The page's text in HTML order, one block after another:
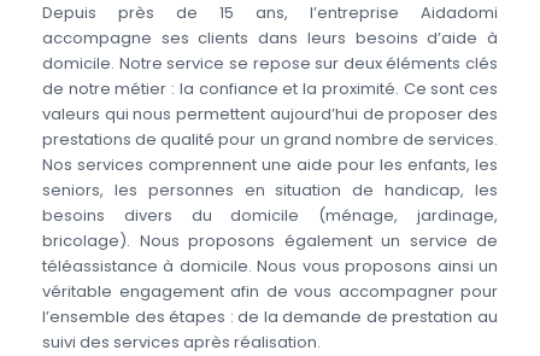
Depuis près de 15 ans, l’entreprise Aidadomi
accompagne ses clients dans leurs besoins d’aide à
domicile. Notre service se repose sur deux éléments clés
de notre métier : la confiance et la proximité. Ce sont ces
valeurs qui nous permettent aujourd’hui de proposer des
prestations de qualité pour un grand nombre de services.
Nos services comprennent une aide pour les enfants, les
seniors, les personnes en situation de handicap, les
besoins divers du domicile (ménage, jardinage,
bricolage). Nous proposons également un service de
téléassistance à domicile. Nous vous proposons ainsi un
véritable engagement afin de vous accompagner pour
l’ensemble des étapes : de la demande de prestation au
suivi des services après réalisation.